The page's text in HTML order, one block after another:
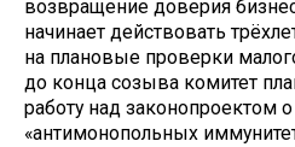
возвращение доверия
начинает действовать
на плановые проверки
до конца созыва комитет
работу над законопроектом
«антимонопольных